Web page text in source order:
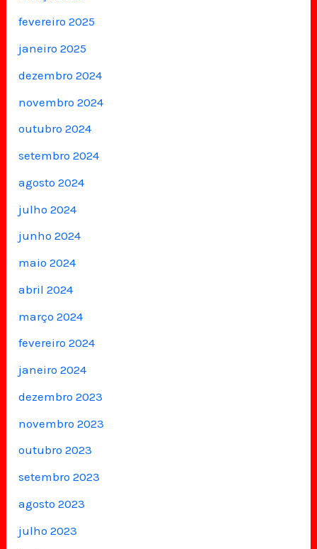
fevereiro 2025
janeiro 2025
dezembro 2024
novembro 2024
outubro 2024
setembro 2024
agosto 2024
julho 2024
junho 2024
maio 2024
abril 2024
março 2024
fevereiro 2024
janeiro 2024
dezembro 2023
novembro 2023
outubro 2023
setembro 2023
agosto 2023
julho 2023